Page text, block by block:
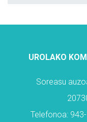
UROLAKO
Soreasu
Telefonoa: